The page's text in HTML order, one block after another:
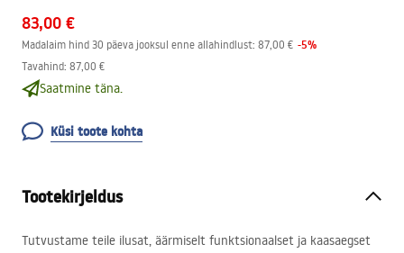
83,00 €
Madalaim hind 30 päeva jooksul enne allahindlust: 87,00 € -5%
Tavahind: 87,00 €
Saatmine täna.
Küsi toote kohta
Tootekirjeldus
Tutvustame teile ilusat, äärmiselt funktsionaalset ja kaasaegset